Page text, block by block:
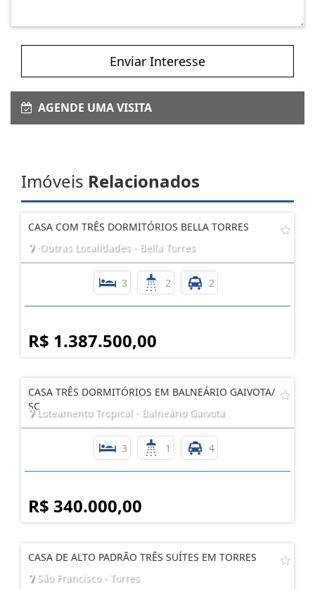
Enviar Interesse
AGENDE UMA VISITA
Imóveis Relacionados
CASA COM TRÊS DORMITÓRIOS BELLA TORRES
·Outras Localidades - Bella Torres
3 2 2
R$ 1.387.500,00
CASA TRÊS DORMITÓRIOS EM BALNEÁRIO GAIVOTA/
SCLoteamento Tropical - Balneário Gaivota
3 1 4
R$ 340.000,00
CASA DE ALTO PADRÃO TRÊS SUÍTES EM TORRES
São Francisco - Torres